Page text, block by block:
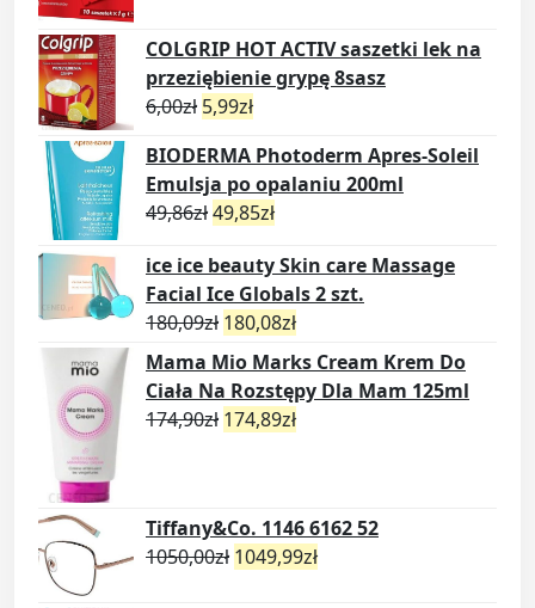
COLGRIP HOT ACTIV saszetki lek na
przeziębienie grypę 8sasz
6,00zł 5,99zł
BIODERMA Photoderm Apres-Soleil
Emulsja po opalaniu 200ml
49,86zł49,85zł
ice ice beauty Skin care Massage
Facial Ice Globals 2 szt.
180,09zł 180,08zł
Mama Mio Marks Cream Krem Do
Ciała Na Rozstępy Dla Mam 125ml
174,90zł 174,89zł
Tiffany&Co. 1146 6162 52
1050,00zł 1049,99zł